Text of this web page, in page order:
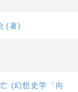
(著)
(幻想史学「向